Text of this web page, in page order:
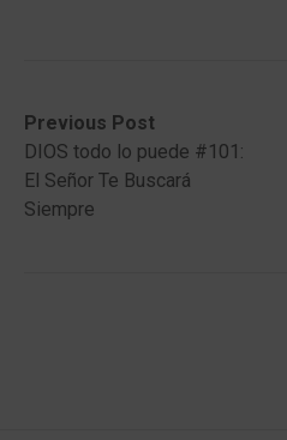
Post
navigation
Previous Post
Previous
post:DIOS todo lo puede #101:
El Señor Te Buscará
Siempre
Next
post: